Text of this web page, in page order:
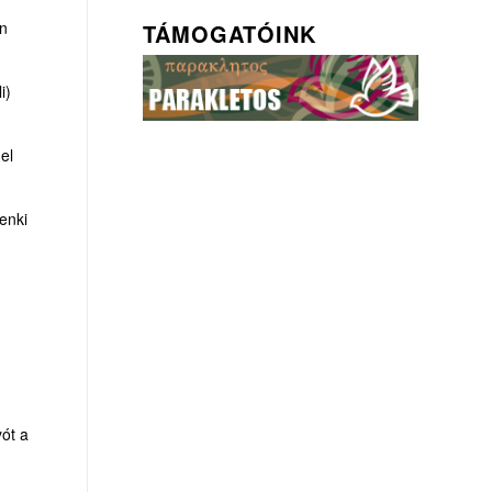
a
TÁMOGATÓINK